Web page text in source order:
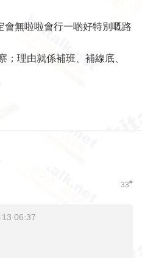
會無啦啦會行一啲好特別嘅路
；理由就係補班、補線底、
33#
13 06:37